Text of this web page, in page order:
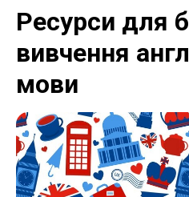
Ресурси для
вивчення
мови